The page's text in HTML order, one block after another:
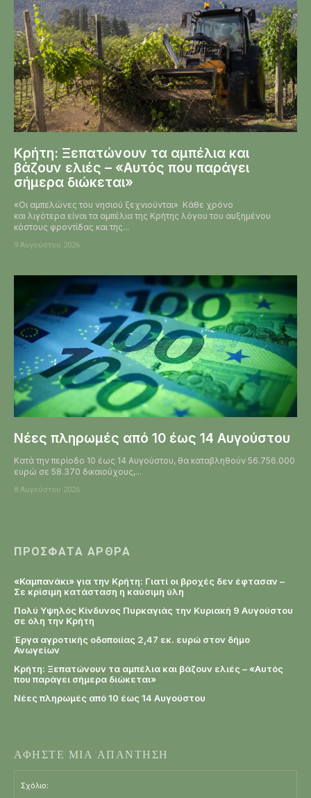
Κρήτη: Ξεπατώνουν τα αμπέλια και
βάζουν ελιές – «Αυτός που παράγει
σήμερα διώκεται»
«Οι αμπελώνες του νησιού ξεχνιούνται» Κάθε χρόνο
και λιγότερα είναι τα αμπέλια της Κρήτης λόγου του αυξημένου
κόστους φροντίδας και της...
9 Αυγούστου 2026
Νέες πληρωμές από 10 έως 14 Αυγούστου
Κατά την περίοδο 10 έως 14 Αυγούστου, θα καταβληθούν 56.756.000
ευρώ σε 58.370 δικαιούχους,...
8 Αυγούστου 2026
ΠΡΌΣΦΑΤΑ ΆΡΘΡΑ
«Καμπανάκι» για την Κρήτη: Γιατί οι βροχές δεν έφτασαν –
Σε κρίσιμη κατάσταση η καύσιμη ύλη
Πολύ Υψηλός Κίνδυνος Πυρκαγιάς την Κυριακή 9 Αυγούστου
σε όλη την Κρήτη
Έργα αγροτικής οδοποιίας 2,47 εκ. ευρώ στον δήμο
Ανωγείων
Κρήτη: Ξεπατώνουν τα αμπέλια και βάζουν ελιές – «Αυτός
που παράγει σήμερα διώκεται»
Νέες πληρωμές από 10 έως 14 Αυγούστου
ΑΦΗΣΤΕ ΜΙΑ ΑΠΑΝΤΗΣΗ